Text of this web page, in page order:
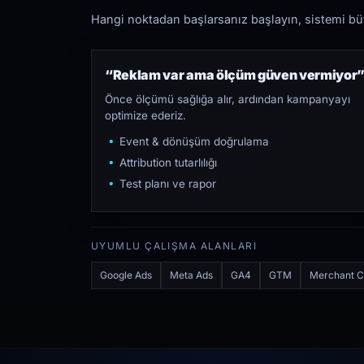
Hangi noktadan başlarsanız başlayın, sistemi
“Reklam var ama ölçüm güven
Önce ölçümü sağlığa alır, ardından kampanyayı
optimize ederiz.
Event & dönüşüm doğrulama
Attribution tutarlılığı
Test planı ve rapor
UYUMLU ÇALIŞMA ALANLARI
Google Ads Meta Ads GA4 GTM Merchant